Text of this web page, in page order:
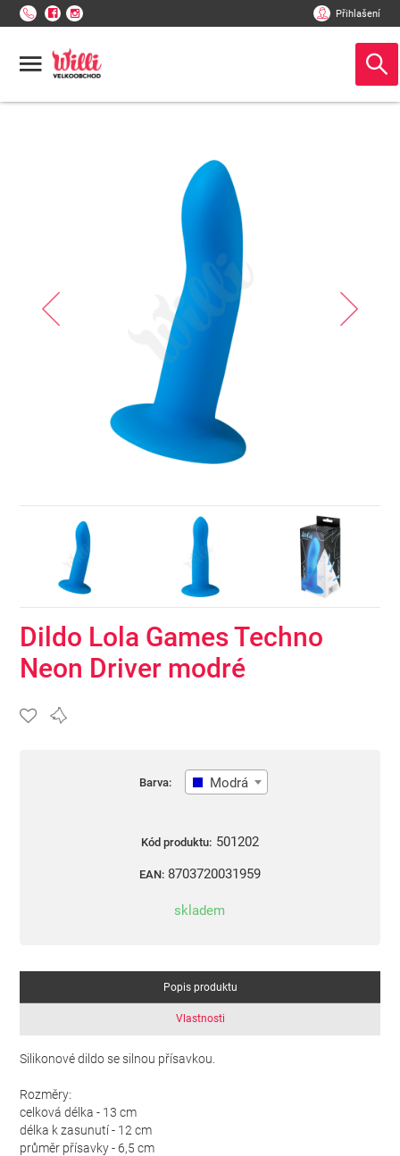
Přihlašení
Dildo Lola Games Techno
Neon Driver modré
Barva: Modrá
Kód produktu: 501202
EAN: 8703720031959
skladem
Popis produktu
Vlastnosti
Silikonové dildo se silnou přísavkou.
Rozměry:
celková délka - 13 cm
délka k zasunutí - 12 cm
průměr přísavky - 6,5 cm